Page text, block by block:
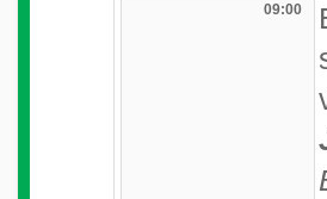
09:00